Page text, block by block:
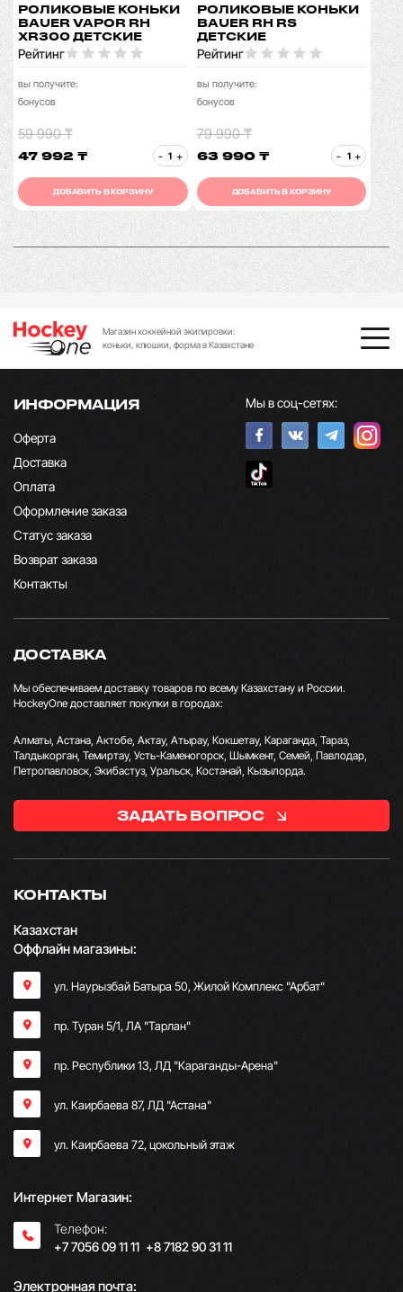
РОЛИКОВЫЕ КОНЬКИ
BAUER VAPOR RH
XR300 ДЕТСКИЕ
Рейтинг
вы получите:
бонусов
59 990 ₸
47 992 ₸ - +
ДОБАВИТЬ В КОРЗИНУ
РОЛИКОВЫЕ КОНЬКИ
BAUER RH RS
ДЕТСКИЕ
Рейтинг
вы получите:
бонусов
79 990 ₸
63 990 ₸ - +
ДОБАВИТЬ В КОРЗИНУ
Магазин хоккейной экипировки:
коньки, клюшки, форма в Казахстане
ИНФОРМАЦИЯ
Оферта
Доставка
Оплата
Оформление заказа
Статус заказа
Возврат заказа
Контакты
Мы в соц-сетях:
КОНТАКТЫ
Казахстан
Оффлайн магазины:
ул. Наурызбай Батыра 50, Жилой Комплекс "Арбат"
пр. Туран 5/1, ЛА "Тарлан"
пр. Республики 13, ​ЛД "Караганды-Арена"
ул. Каирбаева 87, ЛД "Астана"
ул. Каирбаева 72, цокольный этаж
Интернет Магазин:
Телефон:
+7 7056 09 11 11; +8 7182 90 31 11
Электронная почта:
ДОСТАВКА
Мы обеспечиваем доставку товаров по всему Казахстану и России.
HockeyOne доставляет покупки в городах:
Алматы, Астана, Актобе, Актау, Атырау, Кокшетау, Караганда, Тараз,
Талдыкорган, Темиртау, Усть-Каменогорск, Шымкент, Семей, Павлодар,
Петропавловск, Экибастуз, Уральск, Костанай, Кызылорда.
ЗАДАТЬ ВОПРОС